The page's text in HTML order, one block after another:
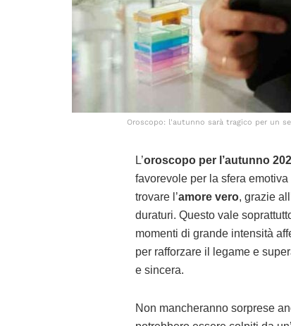
Oroscopo: l'autunno sarà tragico per un
L’oroscopo per l’autunno
favorevole per la sfera
trovare l’amore vero, grazie
duraturi. Questo vale
momenti di grande intensità
per rafforzare il legame e
e sincera.
Non mancheranno sorprese